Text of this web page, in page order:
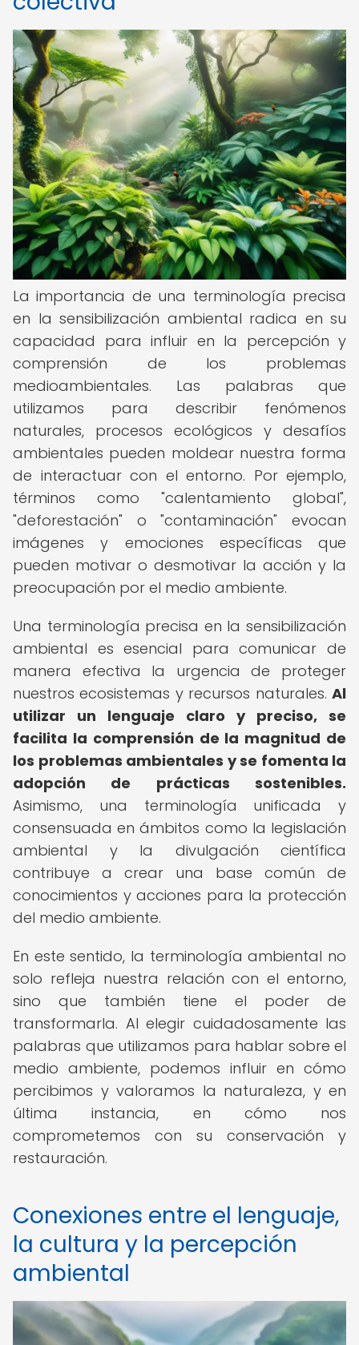
La importancia de una terminología precisa
en la sensibilización ambiental radica en su
capacidad para influir en la percepción y
comprensión de los problemas
medioambientales. Las palabras que
utilizamos para describir fenómenos
naturales, procesos ecológicos y desafíos
ambientales pueden moldear nuestra forma
de interactuar con el entorno. Por ejemplo,
términos como "calentamiento global",
"deforestación" o "contaminación" evocan
imágenes y emociones específicas que
pueden motivar o desmotivar la acción y la
preocupación por el medio ambiente.
Una terminología precisa en la sensibilización
ambiental es esencial para comunicar de
manera efectiva la urgencia de proteger
nuestros ecosistemas y recursos naturales. Al
utilizar un lenguaje claro y preciso, se
facilita la comprensión de la magnitud de
los problemas ambientales y se fomenta la
adopción de prácticas sostenibles.
Asimismo, una terminología unificada y
consensuada en ámbitos como la legislación
ambiental y la divulgación científica
contribuye a crear una base común de
conocimientos y acciones para la protección
del medio ambiente.
En este sentido, la terminología ambiental no
solo refleja nuestra relación con el entorno,
sino que también tiene el poder de
transformarla. Al elegir cuidadosamente las
palabras que utilizamos para hablar sobre el
medio ambiente, podemos influir en cómo
percibimos y valoramos la naturaleza, y en
última instancia, en cómo nos
comprometemos con su conservación y
restauración.
Conexiones entre el lenguaje,
la cultura y la percepción
ambiental